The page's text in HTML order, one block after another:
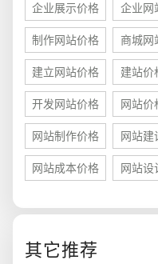
企业展示价格 企业网
制作网站价格 商城网
建立网站价格 建站价
开发网站价格 网站价
网站制作价格 网站建
网站成本价格 网站设
其它推荐您的预算